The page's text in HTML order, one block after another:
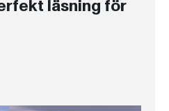
läsning för